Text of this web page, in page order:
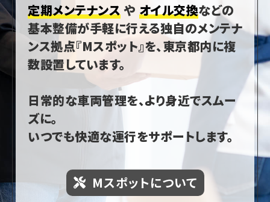
定期メンテナンス や オイル交換などの
基本整備が手軽に行える独自のメンテナ
ンス拠点『Mスポット』を、東京都内に複
数設置しています。
日常的な車両管理を、より身近でスムー
ズに。
いつでも快適な運行をサポートします。
Mスポットについて